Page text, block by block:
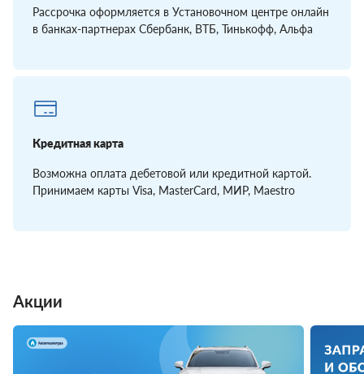
Рассрочка оформляется в Установочном центре онлайн
в банках-партнерах Сбербанк, ВТБ, Тинькофф, Альфа
Кредитная карта
Возможна оплата дебетовой или кредитной картой.
Принимаем карты Visa, MasterCard, МИР, Maestro
Акции